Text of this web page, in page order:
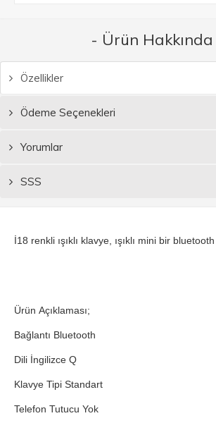
- Ürün
Özellikler
Ödeme Seçenekleri
Yorumlar
SSS
İ18 renkli ışıklı klavye, ışıklı mini bir
Ürün Açıklaması;
Bağlantı Bluetooth
Dili İngilizce Q
Klavye Tipi Standart
Telefon Tutucu Yok